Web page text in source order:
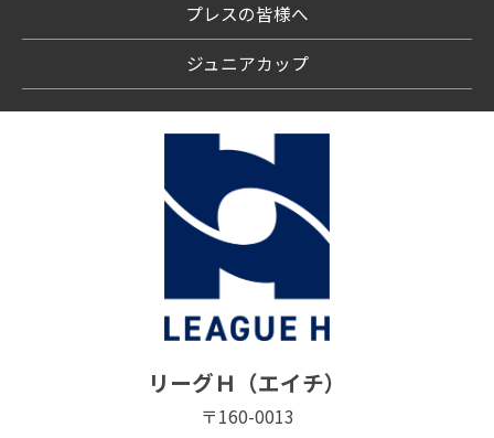
プレスの皆様へ
ジュニアカップ
リーグＨ（エイチ）
〒160-0013